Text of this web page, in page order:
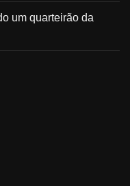
um quarteirão da